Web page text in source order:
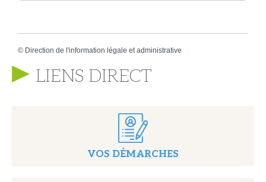
© Direction de l'information légale et administrative
LIENS DIRECT
VOS DÉMARCHES